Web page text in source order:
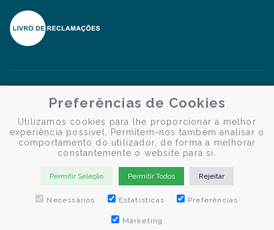
Preferências de Cookies
Utilizamos cookies para lhe proporcionar a melhor
experiência possível. Permitem-nos também analisar o
comportamento do utilizador, de forma a melhorar
constantemente o website para si.
Permitir Seleção Permitir Todos Rejeitar
Necessários Estatísticas Preferências
Marketing